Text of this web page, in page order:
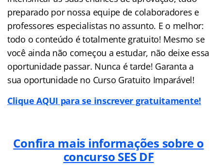
preparado por nossa equipe de colaboradores e
professores especialistas no assunto. E o melhor:
todo o conteúdo é totalmente gratuito! Mesmo se
você ainda não começou a estudar, não deixe essa
oportunidade passar. Nunca é tarde! Garanta a
sua oportunidade no Curso Gratuito Imparável!
Clique AQUI para se inscrever gratuitamente!
Confira mais informações sobre o
concurso SES DF